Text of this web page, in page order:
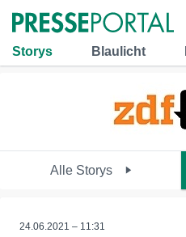
Storys Blaulicht
Alle Storys
24.06.2021 – 11:31